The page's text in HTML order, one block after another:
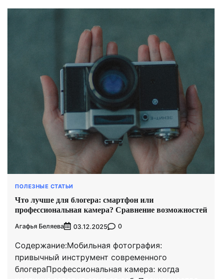
ПОЛЕЗНЫЕ СТАТЬИ
Что лучше для блогера: смартфон или
профессиональная камера? Сравнение возможностей
Агафья Беляева 03.12.2025 0
Содержание:Мобильная фотография:
привычный инструмент современного
блогераПрофессиональная камера: когда